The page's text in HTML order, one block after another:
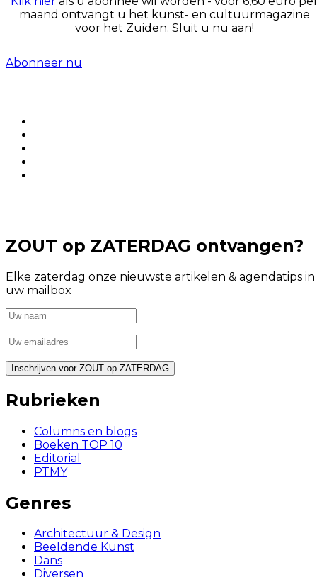
maand ontvangt u het kunst- en cultuurmagazine
voor het Zuiden. Sluit u nu aan!
Abonneer nu
ZOUT op ZATERDAG ontvangen?
Elke zaterdag onze nieuwste artikelen & agendatips in
uw mailbox
Rubrieken
Columns en blogs
Boeken TOP 10
Editorial
PTMY
Genres
Architectuur & Design
Beeldende Kunst
Dans
Diversen